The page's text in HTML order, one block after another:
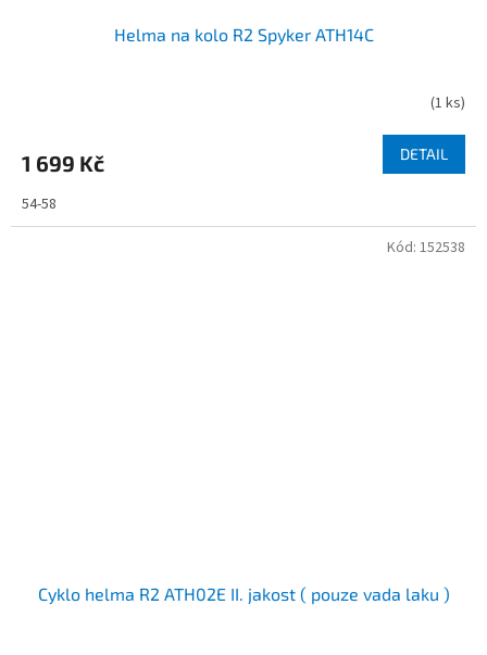
Helma na kolo R2 Spyker ATH14C
(1 ks)
1 699 Kč DETAIL
54-58
Cyklo helma R2 ATH02E II. jakost ( pouze vada laku )
Kód: 152538